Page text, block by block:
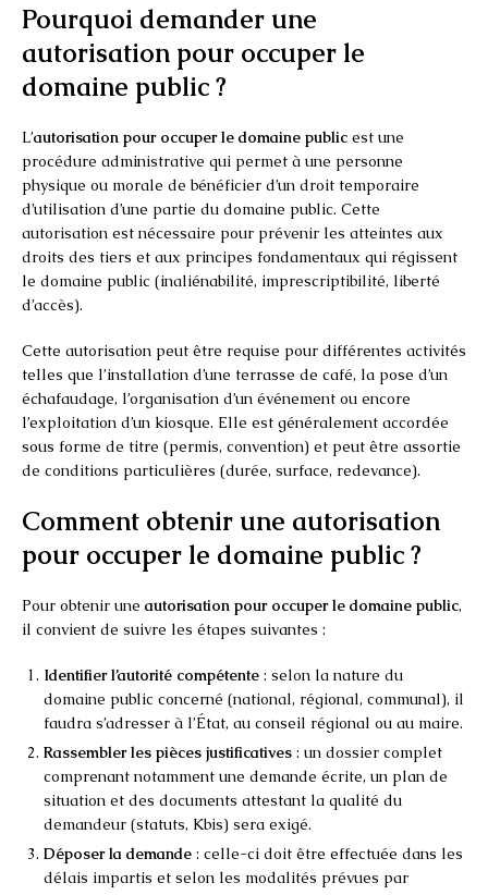
Pourquoi demander une
autorisation pour occuper le
domaine public ?
L’autorisation pour occuper le domaine public est une
procédure administrative qui permet à une personne
physique ou morale de bénéficier d’un droit temporaire
d’utilisation d’une partie du domaine public. Cette
autorisation est nécessaire pour prévenir les atteintes aux
droits des tiers et aux principes fondamentaux qui régissent
le domaine public (inaliénabilité, imprescriptibilité, liberté
d’accès).
Cette autorisation peut être requise pour différentes activités
telles que l’installation d’une terrasse de café, la pose d’un
échafaudage, l’organisation d’un événement ou encore
l’exploitation d’un kiosque. Elle est généralement accordée
sous forme de titre (permis, convention) et peut être assortie
de conditions particulières (durée, surface, redevance).
Comment obtenir une autorisation
pour occuper le domaine public ?
Pour obtenir une autorisation pour occuper le domaine public,
il convient de suivre les étapes suivantes :
Identifier l’autorité compétente : selon la nature du
domaine public concerné (national, régional, communal), il
faudra s’adresser à l’État, au conseil régional ou au maire.
Rassembler les pièces justificatives : un dossier complet
comprenant notamment une demande écrite, un plan de
situation et des documents attestant la qualité du
demandeur (statuts, Kbis) sera exigé.
Déposer la demande : celle-ci doit être effectuée dans les
délais impartis et selon les modalités prévues par